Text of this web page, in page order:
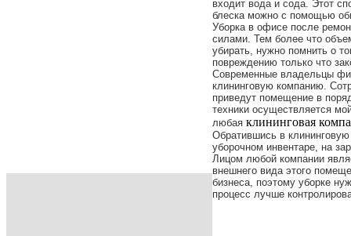
входит вода и сода. Этот
блеска можно с помощью
Уборка в офисе после
силами. Тем более что
убирать, нужно помнить о
повреждению только что
Современные владельцы
клининговую компанию.
приведут помещение в
техники осуществляется
любая клининговая
Обратившись в
уборочном инвентаре, на
Лицом любой компании
внешнего вида этого
бизнеса, поэтому уборке
процесс лучше